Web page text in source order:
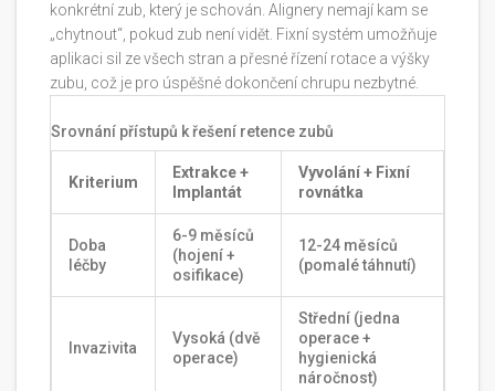
konkrétní zub, který je schován. Alignery nemají kam se
„chytnout“, pokud zub není vidět. Fixní systém umožňuje
aplikaci sil ze všech stran a přesné řízení rotace a výšky
zubu, což je pro úspěšné dokončení chrupu nezbytné.
Srovnání přístupů k řešení retence zubů
Kriterium
Extrakce +
Implantát
Vyvolání + Fixní
rovnátka
Doba
léčby
6-9 měsíců
(hojení +
osifikace)
12-24 měsíců
(pomalé táhnutí)
Invazivita
Vysoká (dvě
operace)
Střední (jedna
operace +
hygienická
náročnost)